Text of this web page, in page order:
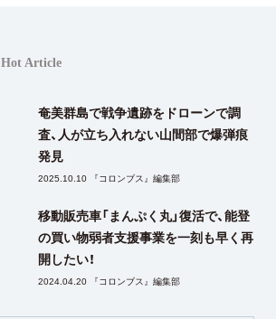
Hot Article
奄美群島で戦争遺跡をドローンで調
査、人が立ち入れない山間部で爆弾痕
発見
2025.10.10 『コロンブス』編集部
移動販売車「まんぷく丸」復活で、能登
の買い物弱者支援事業を一刻も早く再
開したい！
2024.04.20 『コロンブス』編集部